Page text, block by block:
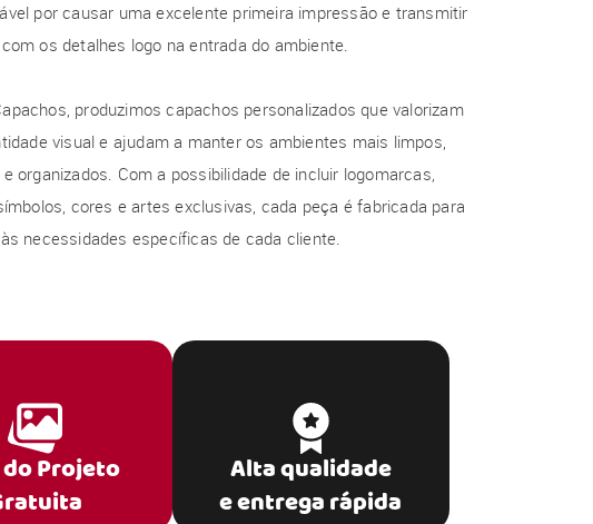
por causar uma excelente primeira impressão e transmitir
os detalhes logo na entrada do ambiente.
produzimos capachos personalizados que valorizam
visual e ajudam a manter os ambientes mais limpos,
organizados. Com a possibilidade de incluir logomarcas,
cores e artes exclusivas, cada peça é fabricada para
necessidades específicas de cada cliente.
Projeto
Alta qualidade
e entrega rápida